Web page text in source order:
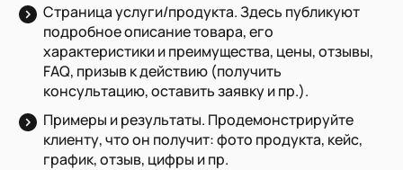
Страница услуги/продукта. Здесь публикуют
подробное описание товара, его
характеристики и преимущества, цены, отзывы,
FAQ, призыв к действию (получить
консультацию, оставить заявку и пр.).
Примеры и результаты. Продемонстрируйте
клиенту, что он получит: фото продукта, кейс,
график, отзыв, цифры и пр.